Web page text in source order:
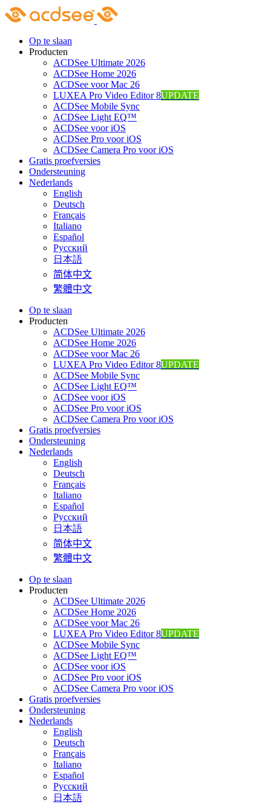
Skip
to
Op te slaan
Producten
ACDSee Ultimate 2026
ACDSee Home 2026
ACDSee voor Mac 26
LUXEA Pro Video Editor 8UPDATE
ACDSee Mobile Sync
ACDSee Light EQ™
ACDSee voor iOS
ACDSee Pro voor iOS
ACDSee Camera Pro voor iOS
Gratis proefversies
Ondersteuning
Nederlands
English
Deutsch
Français
Italiano
Español
Pусский
日本語
简体中文
繁體中文
Op te slaan
Producten
ACDSee Ultimate 2026
ACDSee Home 2026
ACDSee voor Mac 26
LUXEA Pro Video Editor 8UPDATE
ACDSee Mobile Sync
ACDSee Light EQ™
ACDSee voor iOS
ACDSee Pro voor iOS
ACDSee Camera Pro voor iOS
Gratis proefversies
Ondersteuning
Nederlands
English
Deutsch
Français
Italiano
Español
Pусский
日本語
简体中文
繁體中文
Op te slaan
Producten
ACDSee Ultimate 2026
ACDSee Home 2026
ACDSee voor Mac 26
LUXEA Pro Video Editor 8UPDATE
ACDSee Mobile Sync
ACDSee Light EQ™
ACDSee voor iOS
ACDSee Pro voor iOS
ACDSee Camera Pro voor iOS
Gratis proefversies
Ondersteuning
Nederlands
English
Deutsch
Français
Italiano
Español
Pусский
日本語